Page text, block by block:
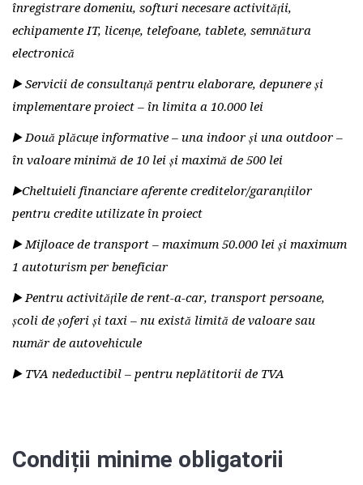
înregistrare domeniu, softuri necesare activității,
echipamente IT, licențe, telefoane, tablete, semnătura
electronică
▶️ Servicii de consultanță pentru elaborare, depunere și
implementare proiect – în limita a 10.000 lei
▶️ Două plăcuțe informative – una indoor și una outdoor –
în valoare minimă de 10 lei și maximă de 500 lei
▶️Cheltuieli financiare aferente creditelor/garanțiilor
pentru credite utilizate în proiect
▶️ Mijloace de transport – maximum 50.000 lei și maximum
1 autoturism per beneficiar
▶️ Pentru activitățile de rent-a-car, transport persoane,
școli de șoferi și taxi – nu există limită de valoare sau
număr de autovehicule
▶️ TVA nedeductibil – pentru neplătitorii de TVA
Condiții minime obligatorii